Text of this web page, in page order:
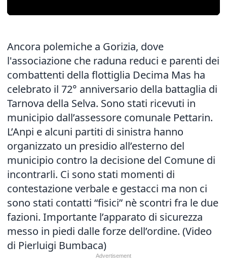
Ancora polemiche a Gorizia, dove
l'associazione che raduna reduci e parenti dei
combattenti della flottiglia Decima Mas ha
celebrato il 72° anniversario della battaglia di
Tarnova della Selva. Sono stati ricevuti in
municipio dall’assessore comunale Pettarin.
L’Anpi e alcuni partiti di sinistra hanno
organizzato un presidio all’esterno del
municipio contro la decisione del Comune di
incontrarli. Ci sono stati momenti di
contestazione verbale e gestacci ma non ci
sono stati contatti “fisici” nè scontri fra le due
fazioni. Importante l’apparato di sicurezza
messo in piedi dalle forze dell’ordine. (Video
di Pierluigi Bumbaca)